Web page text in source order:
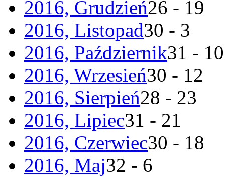
2016, Grudzień26 - 19
2016, Listopad30 - 3
2016, Październik31 - 10
2016, Wrzesień30 - 12
2016, Sierpień28 - 23
2016, Lipiec31 - 21
2016, Czerwiec30 - 18
2016, Maj32 - 6